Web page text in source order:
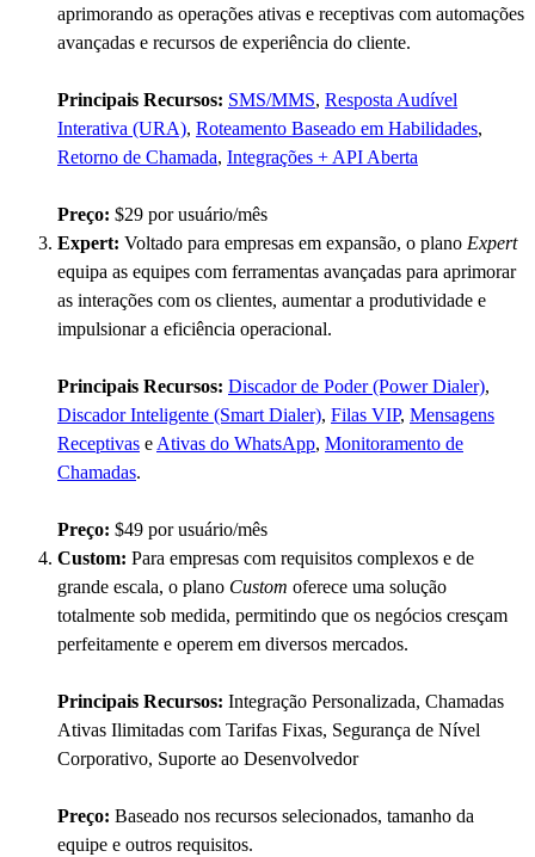
aprimorando as operações ativas e receptivas com automações
avançadas e recursos de experiência do cliente.
Principais Recursos: SMS/MMS, Resposta Audível
Interativa (URA), Roteamento Baseado em Habilidades,
Retorno de Chamada, Integrações + API Aberta
Preço: $29 por usuário/mês
Expert: Voltado para empresas em expansão, o plano Expert
equipa as equipes com ferramentas avançadas para aprimorar
as interações com os clientes, aumentar a produtividade e
impulsionar a eficiência operacional.
Principais Recursos: Discador de Poder (Power Dialer),
Discador Inteligente (Smart Dialer), Filas VIP, Mensagens
Receptivas e Ativas do WhatsApp, Monitoramento de
Chamadas.
Preço: $49 por usuário/mês
Custom: Para empresas com requisitos complexos e de
grande escala, o plano Custom oferece uma solução
totalmente sob medida, permitindo que os negócios cresçam
perfeitamente e operem em diversos mercados.
Principais Recursos: Integração Personalizada, Chamadas
Ativas Ilimitadas com Tarifas Fixas, Segurança de Nível
Corporativo, Suporte ao Desenvolvedor
Preço: Baseado nos recursos selecionados, tamanho da
equipe e outros requisitos.